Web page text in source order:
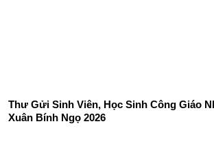
Thư Gửi Sinh Viên, Học Sinh Công Giáo
Xuân Bính Ngọ 2026